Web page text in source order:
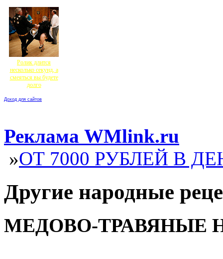
Ролик длится
несколько секунд, а
смеяться вы будете
долго
Доход для сайтов
Реклама WMlink.ru
»ОТ 7000 РУБЛЕЙ В
Другие народные
МЕДОВО-ТРАВЯНЫЕ